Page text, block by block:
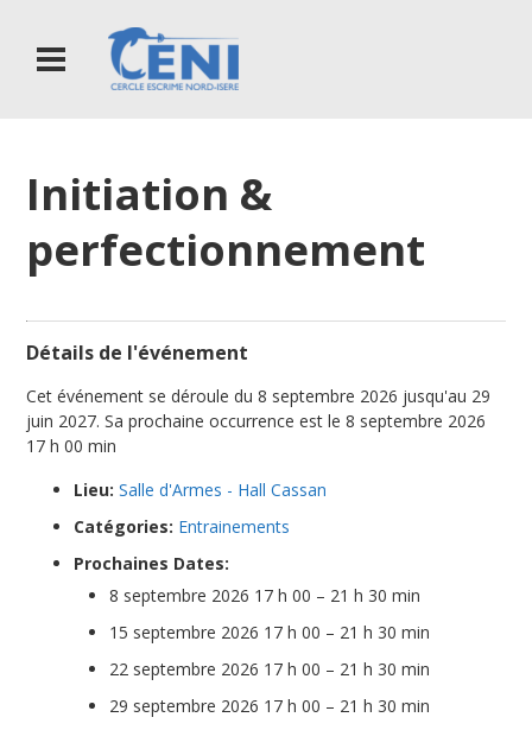
Initiation &
perfectionnement
Détails de l'événement
Cet événement se déroule du 8 septembre 2026 jusqu'au 29
juin 2027. Sa prochaine occurrence est le 8 septembre 2026
17 h 00 min
Lieu: Salle d'Armes - Hall Cassan
Catégories: Entrainements
Prochaines Dates:
8 septembre 2026 17 h 00 – 21 h 30 min
15 septembre 2026 17 h 00 – 21 h 30 min
22 septembre 2026 17 h 00 – 21 h 30 min
29 septembre 2026 17 h 00 – 21 h 30 min